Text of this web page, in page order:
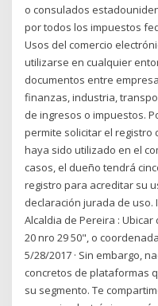
o consulados
por todos los impuestos
Usos del comercio
utilizarse en cualquier
documentos entre
finanzas, industria,
de ingresos o impuestos.
permite solicitar el registro
haya sido utilizado en el
casos, el dueño tendrá
registro para acreditar su
declaración jurada de uso.
Alcaldia de Pereira :
20 nro 29 50", o
5/28/2017 · Sin embargo,
concretos de plataformas
su segmento. Te